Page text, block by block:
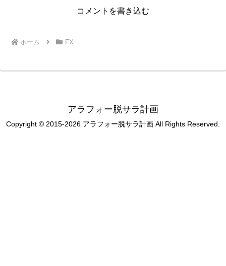
コメントを書き込む
ホーム FX
アラフォー脱サラ計画
Copyright © 2015-2026 アラフォー脱サラ計画 All Rights Reserved.